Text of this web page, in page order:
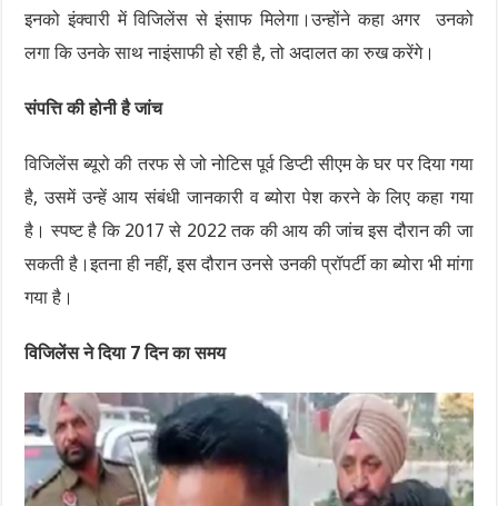
इनको इंक्वारी में विजिलेंस से इंसाफ मिलेगा।उन्होंने कहा अगर उनको
लगा कि उनके साथ नाइंसाफी हो रही है, तो अदालत का रुख करेंगे।
संपत्ति की होनी है जांच
विजिलेंस ब्यूरो की तरफ से जो नोटिस पूर्व डिप्टी सीएम के घर पर दिया गया
है, उसमें उन्हें आय संबंधी जानकारी व ब्योरा पेश करने के लिए कहा गया
है। स्पष्ट है कि 2017 से 2022 तक की आय की जांच इस दौरान की जा
सकती है।इतना ही नहीं, इस दौरान उनसे उनकी प्रॉपर्टी का ब्योरा भी मांगा
गया है।
विजिलेंस ने दिया 7 दिन का समय